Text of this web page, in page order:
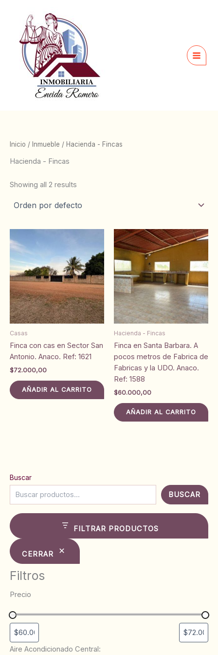
contenido
Inicio / Inmueble / Hacienda - Fincas
Hacienda - Fincas
Showing all 2 results
Casas
Finca con cas en Sector San
Antonio. Anaco. Ref: 1621
$72.000,00
AÑADIR AL CARRITO
Hacienda - Fincas
Finca en Santa Barbara. A
pocos metros de Fabrica de
Fabricas y la UDO. Anaco.
Ref: 1588
$60.000,00
AÑADIR AL CARRITO
Buscar
BUSCAR
FILTRAR PRODUCTOS
CERRAR
Filtros
Precio
Aire Acondicionado Central: